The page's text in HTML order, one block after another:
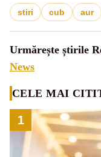
stiri cub aur
Urmărește știrile
News
CELE MAI
1